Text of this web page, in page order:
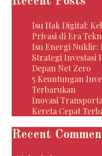
Isu Hak Digital:
Privasi di Era
Isu Energi Nuklir:
Strategi Investasi
Depan Net Zero
5 Keuntungan
Terbarukan
Inovasi
Kereta Cepat
Recent